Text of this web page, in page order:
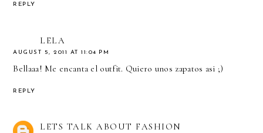
REPLY
LELA
AUGUST 5, 2011 AT 11:04 PM
Bellaaa! Me encanta el outfit. Quiero unos zapatos asi ;)
REPLY
LETS TALK ABOUT FASHION